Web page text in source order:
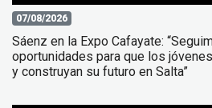
07/08/2026
Sáenz en la Expo Cafayate:
oportunidades para que los
y construyan su futuro en Salta”